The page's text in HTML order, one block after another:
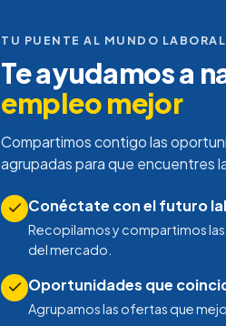
TU PUENTE AL MUNDO LABORAL
Te ayudamos a
empleo mejor
Compartimos contigo las
agrupadas para que encuentres
Conéctate con el futuro
Recopilamos y compartimos
del mercado.
Oportunidades que
Agrupamos las ofertas que